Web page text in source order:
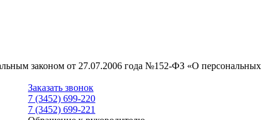
законом от 27.07.2006 года №152-ФЗ «О персональных
Заказать звонок
7 (3452) 699-220
7 (3452) 699-221